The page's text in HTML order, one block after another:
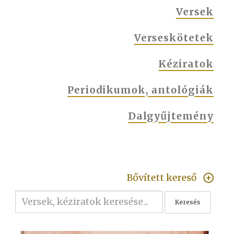
Versek
Verseskötetek
Kéziratok
Periodikumok, antológiák
Dalgyűjtemény
Bővített kereső
Keresés